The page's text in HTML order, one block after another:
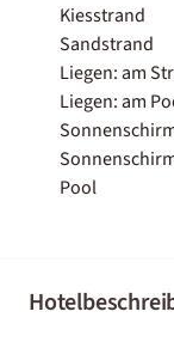
Kiesstrand
Sandstrand
Liegen: am
Liegen: am
Pool